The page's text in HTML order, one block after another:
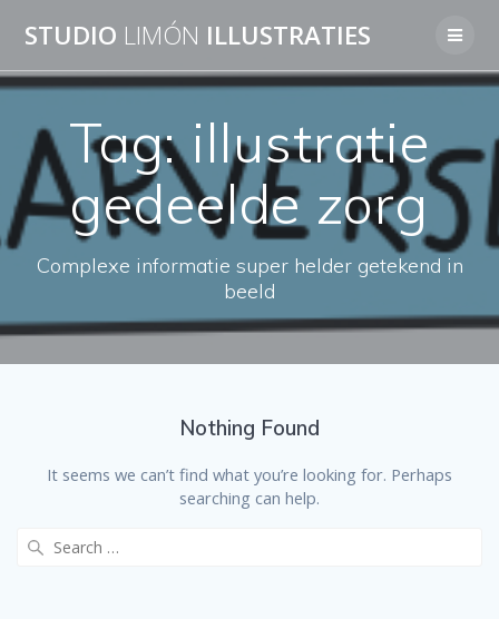
to
STUDIO LIMÓN ILLUSTRATIES
Tag:illustratie
gedeelde zorg
Complexe informatie super helder getekend in
beeld
Nothing Found
It seems we can’t find what you’re looking for. Perhaps
searching can help.